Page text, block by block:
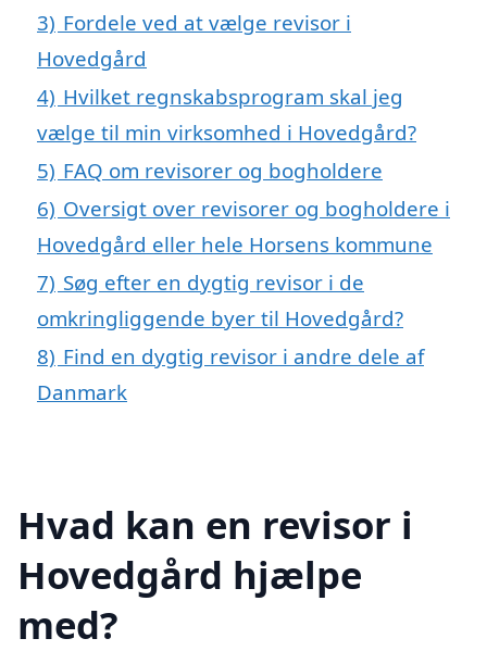
3) Fordele ved at vælge revisor i
Hovedgård
4) Hvilket regnskabsprogram skal jeg
vælge til min virksomhed i Hovedgård?
5) FAQ om revisorer og bogholdere
6) Oversigt over revisorer og bogholdere i
Hovedgård eller hele Horsens kommune
7) Søg efter en dygtig revisor i de
omkringliggende byer til Hovedgård?
8) Find en dygtig revisor i andre dele af
Danmark
Hvad kan en revisor i
Hovedgård hjælpe
med?